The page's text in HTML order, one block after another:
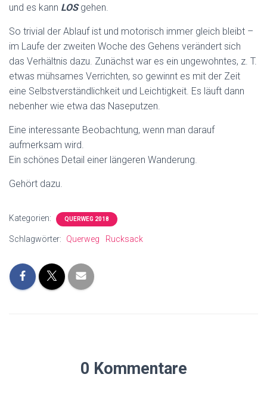
und es kann LOS gehen.
So trivial der Ablauf ist und motorisch immer gleich bleibt –
im Laufe der zweiten Woche des Gehens verändert sich
das Verhältnis dazu. Zunächst war es ein ungewohntes, z. T.
etwas mühsames Verrichten, so gewinnt es mit der Zeit
eine Selbstverständlichkeit und Leichtigkeit. Es läuft dann
nebenher wie etwa das Naseputzen.
Eine interessante Beobachtung, wenn man darauf
aufmerksam wird.
Ein schönes Detail einer längeren Wanderung.
Gehört dazu.
Kategorien: QUERWEG 2018
Schlagwörter: Querweg Rucksack
0 Kommentare